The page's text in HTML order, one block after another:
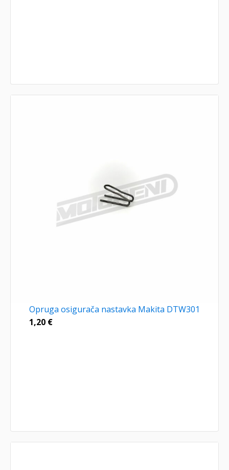
Opruga osigurača nastavka Makita DTW301
1,20 €